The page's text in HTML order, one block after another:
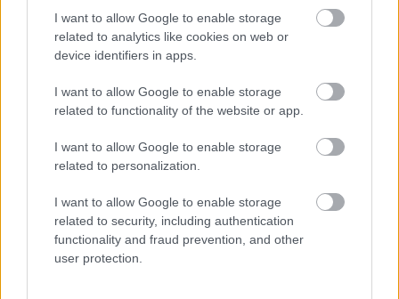
I want to allow Google to enable storage
related to analytics like cookies on web or
device identifiers in apps.
I want to allow Google to enable storage
related to functionality of the website or app.
I want to allow Google to enable storage
related to personalization.
I want to allow Google to enable storage
related to security, including authentication
functionality and fraud prevention, and other
user protection.
FORMA-1
köthet ki Max Verstappen
Sainzot a Williamsnél